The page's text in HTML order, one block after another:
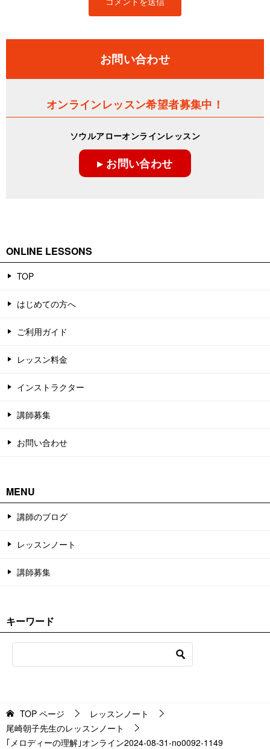
お問い合わせ
オンラインレッスン希望者募集中！
ソウルアローオンラインレッスン
▸ お問い合わせ
ONLINE LESSONS
TOP
はじめての方へ
ご利用ガイド
レッスン料金
インストラクター
講師募集
お問い合わせ
MENU
講師のブログ
レッスンノート
講師募集
キーワード
TOP ページ
レッスンノート
尾崎朝子先生のレッスンノート
｢メロディーの理解｣オンライン2024-08-31-no0092-1149